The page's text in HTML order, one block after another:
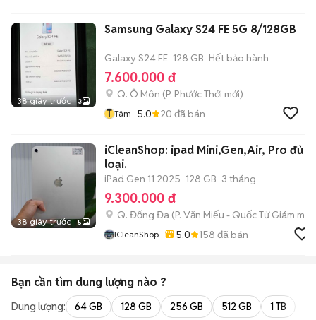
38 giây trước 3
Samsung Galaxy S24 FE 5G 8/128GB
Galaxy S24 FE 128 GB Hết bảo hành
7.600.000 đ
Q. Ô Môn (P. Phước Thới mới)
T Tâm 5.0 20 đã bán
38 giây trước 5
iCleanShop: ipad Mini,Gen,Air, Pro đủ
loại.
iPad Gen 11 2025 128 GB 3 tháng
9.300.000 đ
Q. Đống Đa (P. Văn Miếu - Quốc Tử Giám mới)
ICleanShop 5.0 158 đã bán
Bạn cần tìm dung lượng nào ?
Dung lượng: 64 GB 128 GB 256 GB 512 GB 1 TB